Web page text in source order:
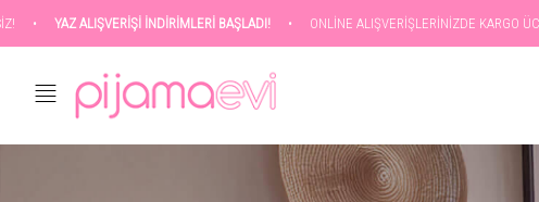
İNDİRİMLERİ BAŞLADI! • ONLİNE ALIŞVERİŞLERİNİZDE KARGO ÜCRETSİZ! •